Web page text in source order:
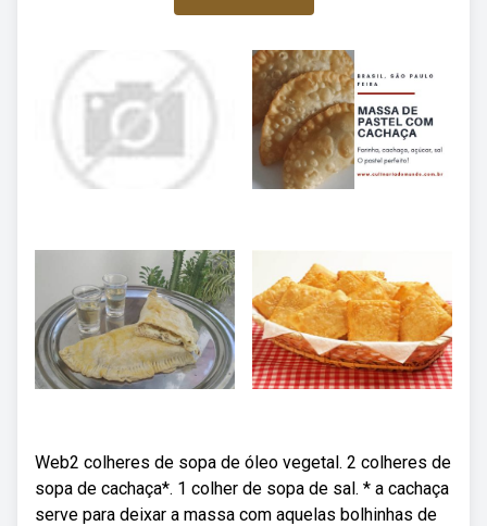
Web2 colheres de sopa de óleo vegetal. 2 colheres de
sopa de cachaça*. 1 colher de sopa de sal. * a cachaça
serve para deixar a massa com aquelas bolhinhas de